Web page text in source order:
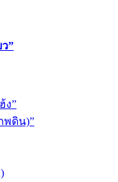
”
ง”
พดิน)”